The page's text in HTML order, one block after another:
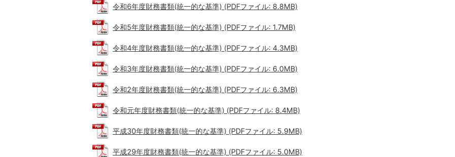
令和6年度財務書類(統一的な基準) (PDFファイル: 8.8MB)
令和5年度財務書類(統一的な基準) (PDFファイル: 1.7MB)
令和4年度財務書類(統一的な基準) (PDFファイル: 4.3MB)
令和3年度財務書類(統一的な基準) (PDFファイル: 6.0MB)
令和2年度財務書類(統一的な基準) (PDFファイル: 6.3MB)
令和元年度財務書類(統一的な基準) (PDFファイル: 8.4MB)
平成30年度財務書類(統一的な基準) (PDFファイル: 5.9MB)
平成29年度財務書類(統一的な基準) (PDFファイル: 5.0MB)